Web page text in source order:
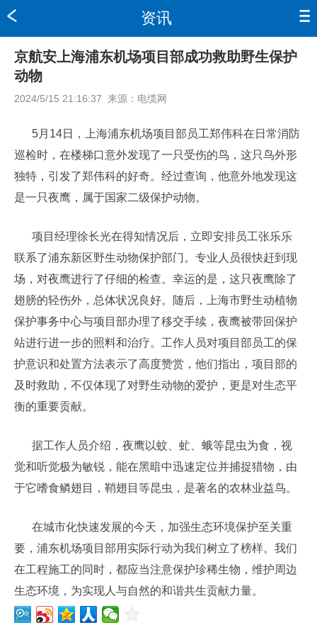
资讯
京航安上海浦东机场项目部成功救助野生保护
动物
2024/5/15 21:16:37 来源： 电缆网
5月14日，上海浦东机场项目部员工郑伟科在日常消防
巡检时，在楼梯口意外发现了一只受伤的鸟，这只鸟外形
独特，引发了郑伟科的好奇。经过查询，他意外地发现这
是一只夜鹰，属于国家二级保护动物。
项目经理徐长光在得知情况后，立即安排员工张乐乐
联系了浦东新区野生动物保护部门。专业人员很快赶到现
场，对夜鹰进行了仔细的检查。幸运的是，这只夜鹰除了
翅膀的轻伤外，总体状况良好。随后，上海市野生动植物
保护事务中心与项目部办理了移交手续，夜鹰被带回保护
站进行进一步的照料和治疗。工作人员对项目部员工的保
护意识和处置方法表示了高度赞赏，他们指出，项目部的
及时救助，不仅体现了对野生动物的爱护，更是对生态平
衡的重要贡献。
据工作人员介绍，夜鹰以蚊、虻、蛾等昆虫为食，视
觉和听觉极为敏锐，能在黑暗中迅速定位并捕捉猎物，由
于它嗜食鳞翅目，鞘翅目等昆虫，是著名的农林业益鸟。
在城市化快速发展的今天，加强生态环境保护至关重
要，浦东机场项目部用实际行动为我们树立了榜样。我们
在工程施工的同时，都应当注意保护珍稀生物，维护周边
生态环境，为实现人与自然的和谐共生贡献力量。